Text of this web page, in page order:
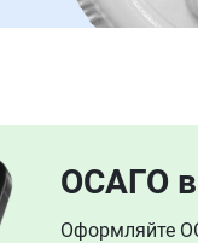
ОСАГО
Оформляйте